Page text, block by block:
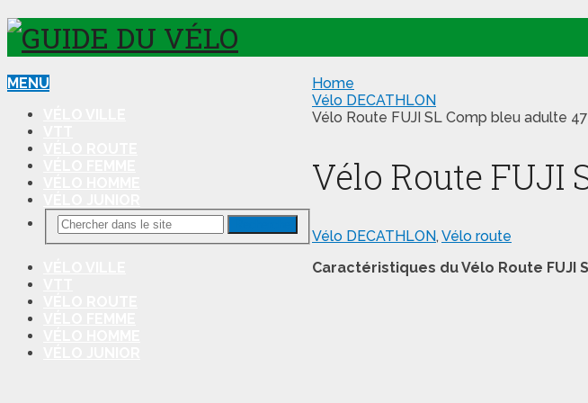
MENU
Home
Vélo DECATHLON
Vélo Route FUJI SL Comp bleu adulte 47
Vélo Route FUJI
Vélo DECATHLON, Vélo route
Caractéristiques du Vélo Route FUJI